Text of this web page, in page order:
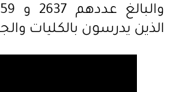
الذين يدرسون بالكليات